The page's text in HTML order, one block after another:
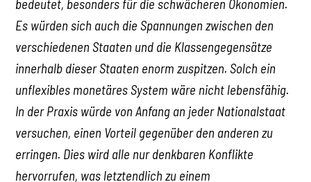
bedeutet, besonders für die schwächeren Ökonomien.
Es würden sich auch die Spannungen zwischen den
verschiedenen Staaten und die Klassengegensätze
innerhalb dieser Staaten enorm zuspitzen. Solch ein
unflexibles monetäres System wäre nicht lebensfähig.
In der Praxis würde von Anfang an jeder Nationalstaat
versuchen, einen Vorteil gegenüber den anderen zu
erringen. Dies wird alle nur denkbaren Konflikte
hervorrufen, was letztendlich zu einem